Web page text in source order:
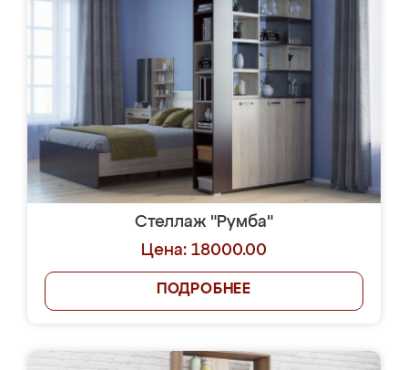
Стеллаж "Румба"
Цена: 18000.00
ПОДРОБНЕЕ